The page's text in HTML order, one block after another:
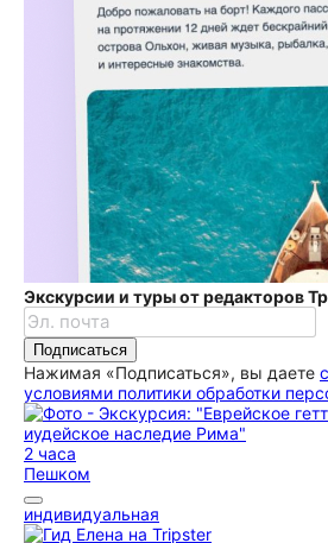
Экскурсии и туры от редакторов
Подписаться
Нажимая «Подписаться», вы даете
условиями политики обработки
2 часа
Пешком
индивидуальная